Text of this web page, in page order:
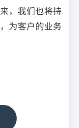
，我们也将持
为客户的业务